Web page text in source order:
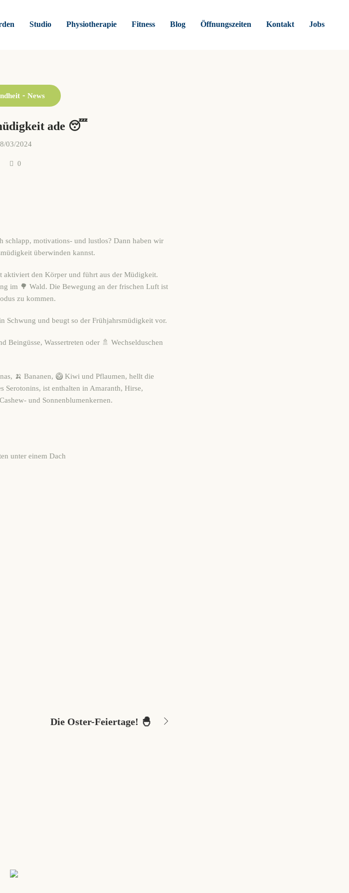
Studio Physiotherapie Fitness Blog Öffnungszeiten Kontakt Jobs
News
ade 😴
03/2024
0
schlapp, motivations- und lustlos? Dann haben wir
überwinden kannst.
aktiviert den Körper und führt aus der Müdigkeit.
im 🌳 Wald. Die Bewegung an der frischen Luft ist
zu kommen.
Schwung und beugt so der Frühjahrsmüdigkeit vor.
Beingüsse, Wassertreten oder 🚿 Wechselduschen
🍌 Bananen, 🥝 Kiwi und Pflaumen, hellt die
Serotonins, ist enthalten in Amaranth, Hirse,
und Sonnenblumenkernen.
unter einem Dach
Die Oster-Feiertage! 🐣